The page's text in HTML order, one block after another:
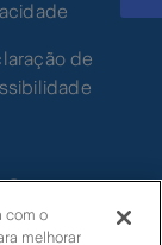
de
com o
melhorar